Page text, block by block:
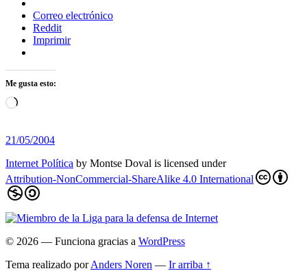
Correo electrónico
Reddit
Imprimir
Me gusta esto:
Cargando...
21/05/2004
Internet Política by Montse Doval is licensed under
Attribution-NonCommercial-ShareAlike 4.0 International
© 2026 — Funciona gracias a WordPress
Tema realizado porAnders Noren — Ir arriba ↑